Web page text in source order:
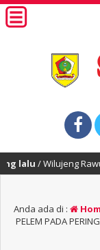
/ Wilujeng Rawuh
Anda ada di :
PELEM PADA